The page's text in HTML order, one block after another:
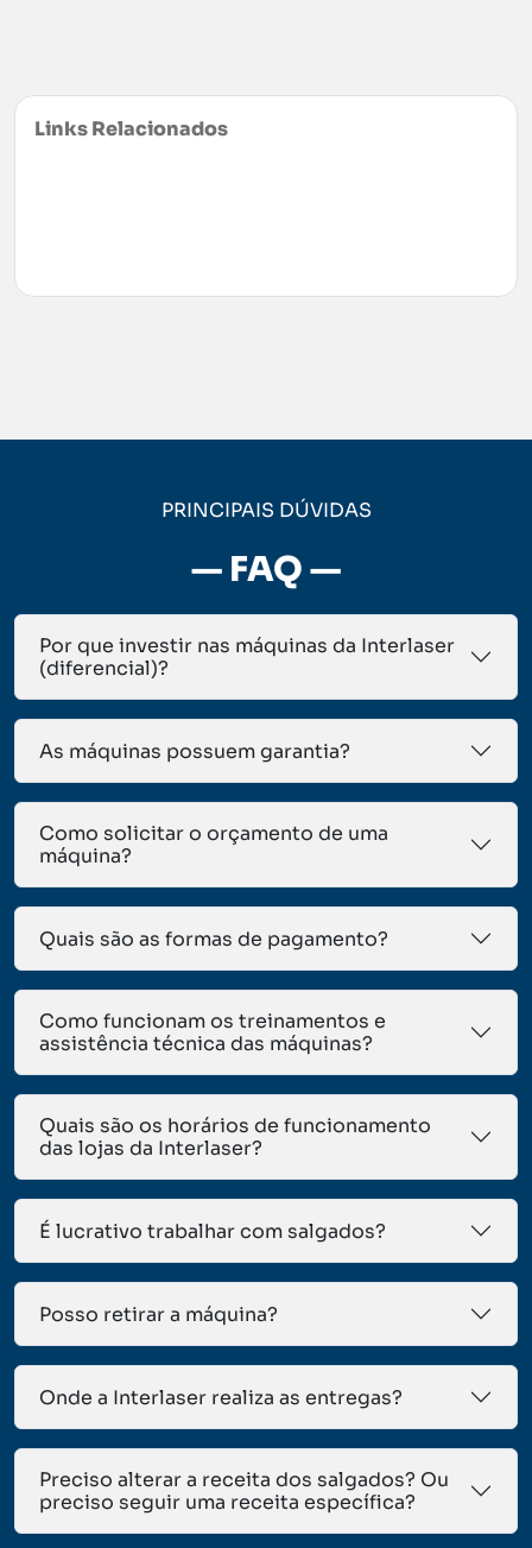
Links Relacionados
PRINCIPAIS DÚVIDAS
— FAQ —
Por que investir nas máquinas da Interlaser
(diferencial)?
As máquinas possuem garantia?
Como solicitar o orçamento de uma
máquina?
Quais são as formas de pagamento?
Como funcionam os treinamentos e
assistência técnica das máquinas?
Quais são os horários de funcionamento
das lojas da Interlaser?
É lucrativo trabalhar com salgados?
Posso retirar a máquina?
Onde a Interlaser realiza as entregas?
Preciso alterar a receita dos salgados? Ou
preciso seguir uma receita específica?